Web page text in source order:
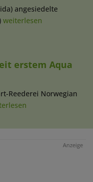
angesiedelte
weiterlesen
erstem Aqua
Reederei Norwegian
Anzeige